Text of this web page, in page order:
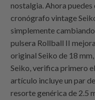
nostalgia. Ahora
cronógrafo vintage
simplemente
pulsera Rollball II
original Seiko de 18
Seiko, verifica primero
artículo incluye un par
resorte genérica de 2.5